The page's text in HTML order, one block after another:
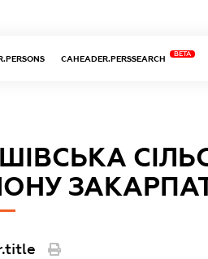
CAHEADER.PERSSEARCH
BETA